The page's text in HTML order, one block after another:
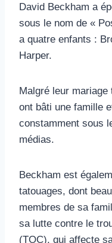
David Beckham a
sous le nom de «
a quatre enfants :
Harper.
Malgré leur
ont bâti une famille
constamment sous
médias.
Beckham est
tatouages, dont
membres de sa
sa lutte contre le
(TOC), qui affecte